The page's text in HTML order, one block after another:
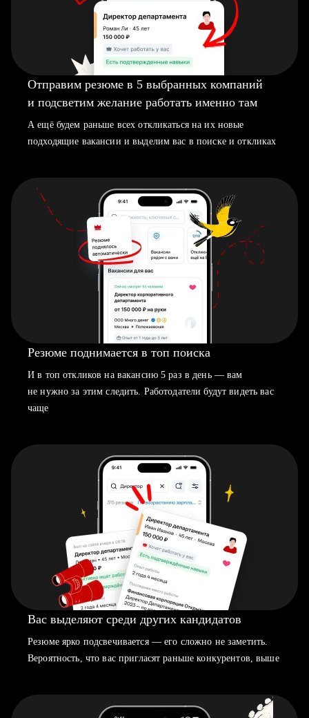
Отправим резюме в 5 выбранных компаний
и подсветим желание работать именно там
А ещё будем раньше всех откликаться на их новые
подходящие вакансии и выделим вас в поиске и откликах
Резюме поднимается в топ поиска
И в топ откликов на вакансию 5 раз в день — вам
не нужно за этим следить. Работодатели будут видеть вас
чаще
Вас выделяют среди других кандидатов
Резюме ярко подсвечивается — его сложно не заметить.
Вероятность, что вас пригласят раньше конкурентов, выше